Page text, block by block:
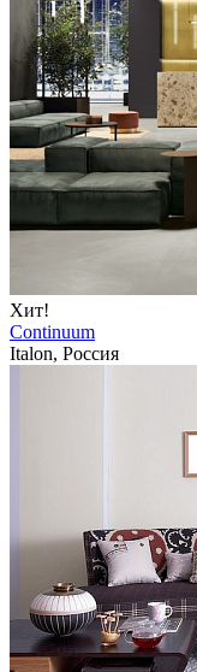
Хит!
Continuum
Italon, Россия